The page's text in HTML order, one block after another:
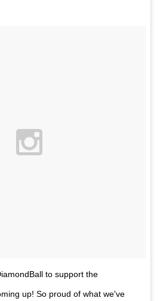
to support the
up! So proud of what we've